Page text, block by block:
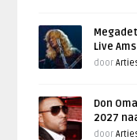
Live
door
Don
2027
door